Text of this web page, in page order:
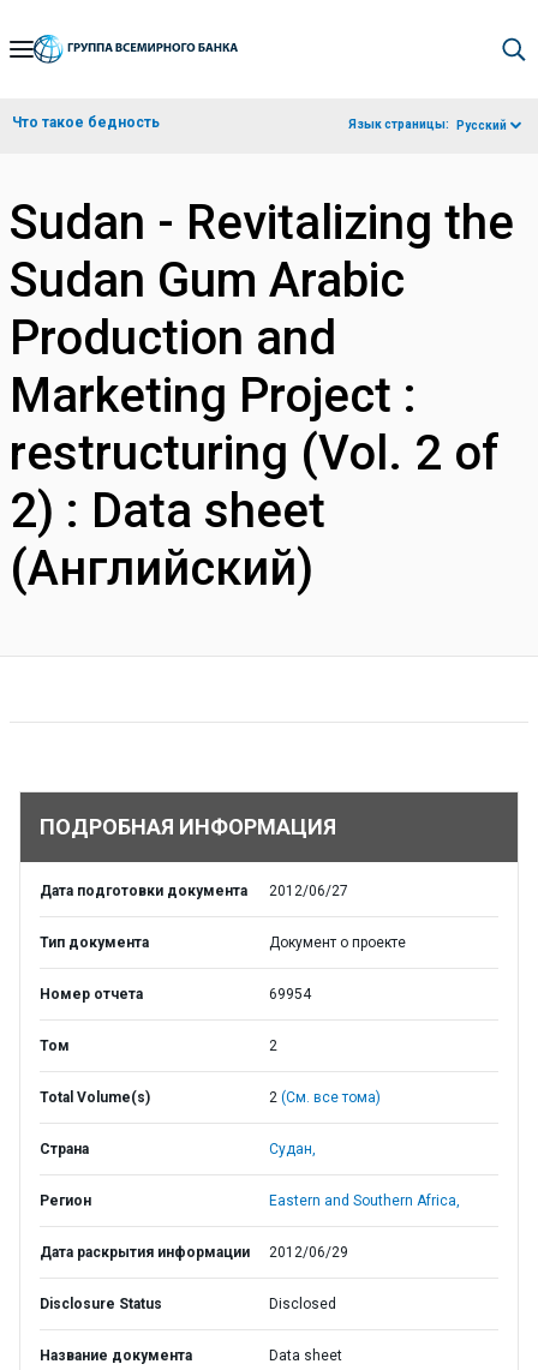
Skip
Navigation
Что такое бедность Язык страницы: Русский
Sudan - Revitalizing the
Sudan Gum Arabic
Production and
Marketing Project :
restructuring (Vol. 2 of
2) : Data sheet
(Английский)
ПОДРОБНАЯ ИНФОРМАЦИЯ
Дата подготовки документа 2012/06/27
Тип документа Документ о проекте
Номер отчета 69954
Том 2
Total Volume(s) 2 (См. все тома)
Страна Судан,
Регион Eastern and Southern Africa,
Дата раскрытия информации 2012/06/29
Disclosure Status Disclosed
Название документа Data sheet